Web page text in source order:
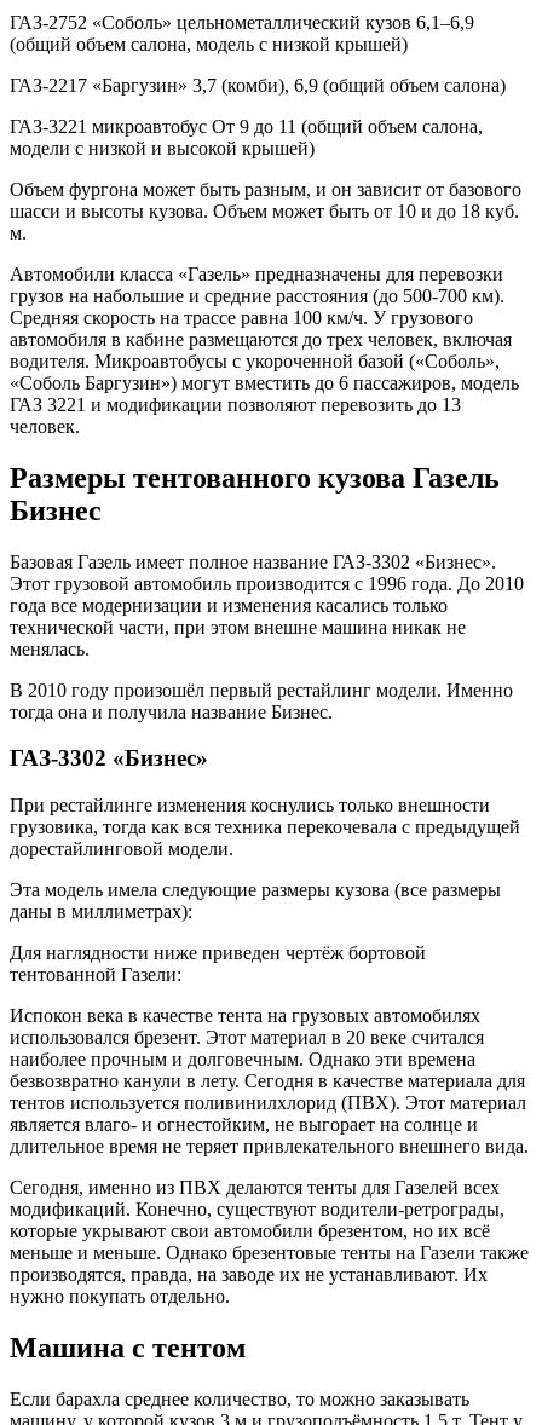
ГАЗ-2752 «Соболь» цельнометаллический кузов 6,1–6,9
(общий объем салона, модель с низкой крышей)
ГАЗ-2217 «Баргузин» 3,7 (комби), 6,9 (общий объем салона)
ГАЗ-3221 микроавтобус От 9 до 11 (общий объем салона,
модели с низкой и высокой крышей)
Объем фургона может быть разным, и он зависит от базового
шасси и высоты кузова. Объем может быть от 10 и до 18 куб.
м.
Автомобили класса «Газель» предназначены для перевозки
грузов на набольшие и средние расстояния (до 500-700 км).
Средняя скорость на трассе равна 100 км/ч. У грузового
автомобиля в кабине размещаются до трех человек, включая
водителя. Микроавтобусы с укороченной базой («Соболь»,
«Соболь Баргузин») могут вместить до 6 пассажиров, модель
ГАЗ 3221 и модификации позволяют перевозить до 13
человек.
Размеры тентованного кузова Газель
Бизнес
Базовая Газель имеет полное название ГАЗ-3302 «Бизнес».
Этот грузовой автомобиль производится с 1996 года. До 2010
года все модернизации и изменения касались только
технической части, при этом внешне машина никак не
менялась.
В 2010 году произошёл первый рестайлинг модели. Именно
тогда она и получила название Бизнес.
ГАЗ-3302 «Бизнес»
При рестайлинге изменения коснулись только внешности
грузовика, тогда как вся техника перекочевала с предыдущей
дорестайлинговой модели.
Эта модель имела следующие размеры кузова (все размеры
даны в миллиметрах):
Для наглядности ниже приведен чертёж бортовой
тентованной Газели:
Испокон века в качестве тента на грузовых автомобилях
использовался брезент. Этот материал в 20 веке считался
наиболее прочным и долговечным. Однако эти времена
безвозвратно канули в лету. Сегодня в качестве материала для
тентов используется поливинилхлорид (ПВХ). Этот материал
является влаго- и огнестойким, не выгорает на солнце и
длительное время не теряет привлекательного внешнего вида.
Сегодня, именно из ПВХ делаются тенты для Газелей всех
модификаций. Конечно, существуют водители-ретрограды,
которые укрывают свои автомобили брезентом, но их всё
меньше и меньше. Однако брезентовые тенты на Газели также
производятся, правда, на заводе их не устанавливают. Их
нужно покупать отдельно.
Машина с тентом
Если барахла среднее количество, то можно заказывать
машину, у которой кузов 3 м и грузоподъёмность 1,5 т. Тент у